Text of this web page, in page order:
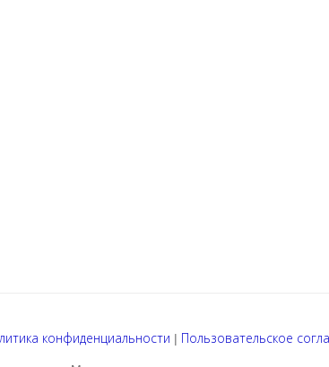
конфиденциальности | Пользовательское